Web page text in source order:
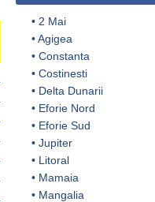
• 2 Mai
•Agigea
• Constanta
• Costinesti
• Delta Dunarii
• Eforie Nord
• Eforie Sud
• Jupiter
• Litoral
• Mamaia
• Mangalia